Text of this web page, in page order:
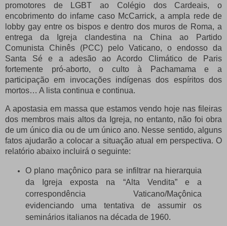
promotores de LGBT ao Colégio dos Cardeais, o
encobrimento do infame caso McCarrick, a ampla rede de
lobby gay entre os bispos e dentro dos muros de Roma, a
entrega da Igreja clandestina na China ao Partido
Comunista Chinês (PCC) pelo Vaticano, o endosso da
Santa Sé e a adesão ao Acordo Climático de Paris
fortemente pró-aborto, o culto à Pachamama e a
participação em invocações indígenas dos espíritos dos
mortos… A lista continua e continua.
A apostasia em massa que estamos vendo hoje nas fileiras
dos membros mais altos da Igreja, no entanto, não foi obra
de um único dia ou de um único ano. Nesse sentido, alguns
fatos ajudarão a colocar a situação atual em perspectiva. O
relatório abaixo incluirá o seguinte:
O plano maçônico para se infiltrar na hierarquia
da Igreja exposta na “Alta Vendita” e a
correspondência Vaticano/Maçônica
evidenciando uma tentativa de assumir os
seminários italianos na década de 1960.